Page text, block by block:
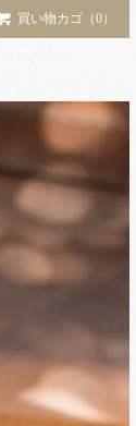
買い物カゴ（0）